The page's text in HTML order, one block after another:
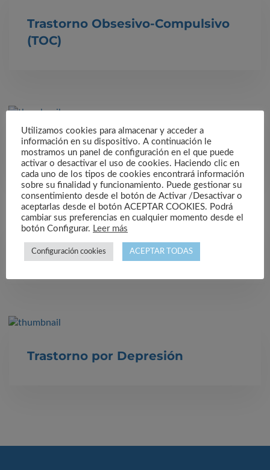
Trastorno Obsesivo-Compulsivo
(TOC)
Trastorno Bipolar
Trastorno por Ansiedad
Trastorno por Depresión
Utilizamos cookies para almacenar y acceder a
información en su dispositivo. A continuación le
mostramos un panel de configuración en el que puede
activar o desactivar el uso de cookies. Haciendo clic en
cada uno de los tipos de cookies encontrará información
sobre su finalidad y funcionamiento. Puede gestionar su
consentimiento desde el botón de Activar /Desactivar o
aceptarlas desde el botón ACEPTAR COOKIES. Podrá
cambiar sus preferencias en cualquier momento desde el
botón Configurar. Leer más
Configuración cookies ACEPTAR TODAS